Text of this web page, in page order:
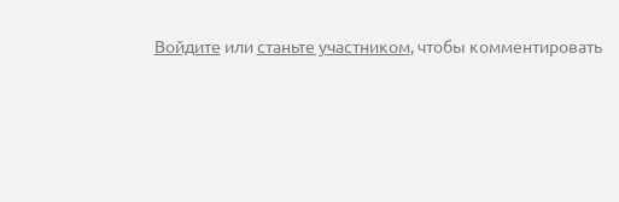
Войдите илистаньте участником, чтобы комментировать